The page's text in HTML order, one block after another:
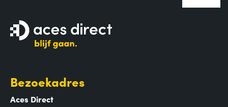
Bezoekadres
Aces Direct